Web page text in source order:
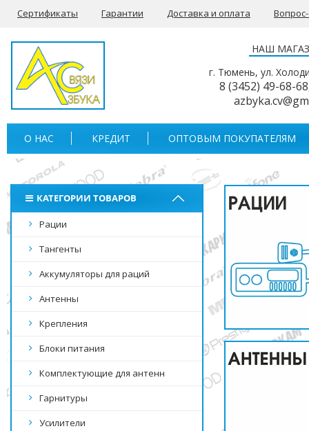
Сертификаты Гарантии Доставка и оплата
НАШ
г. Тюмень, ул.
8 (3452) 49-68-68
О НАС КРЕДИТ ОПТОВЫМ ПОКУПАТЕЛЯМ
КАТЕГОРИИ ТОВАРОВ
Рации
Тангенты
Аккумуляторы для раций
Антенны
Крепления
Блоки питания
Комплектующие для антенн
Гарнитуры
Усилители